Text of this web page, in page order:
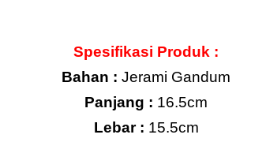
Spesifikasi Produk :
Bahan : Jerami Gandum
Panjang : 16.5cm
Lebar : 15.5cm